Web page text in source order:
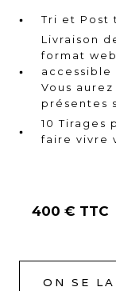
Tri et Post
Livraison
format
accessible
Vous
présentes
10 Tirages
faire vivre
400 € TTC
ON SE